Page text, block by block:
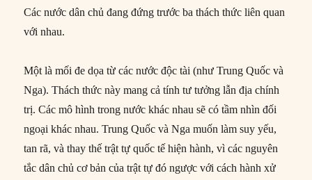
Các nước dân chủ đang đứng trước ba thách thức liên quan
với nhau.
Một là mối đe dọa từ các nước độc tài (như Trung Quốc và
Nga). Thách thức này mang cả tính tư tưởng lẫn địa chính
trị. Các mô hình trong nước khác nhau sẽ có tầm nhìn đối
ngoại khác nhau. Trung Quốc và Nga muốn làm suy yếu,
tan rã, và thay thế trật tự quốc tế hiện hành, vì các nguyên
tắc dân chủ cơ bản của trật tự đó ngược với cách hành xử